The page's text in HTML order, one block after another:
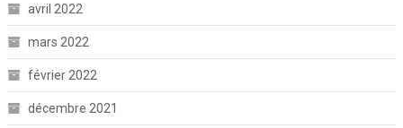
avril 2022
mars 2022
février 2022
décembre 2021